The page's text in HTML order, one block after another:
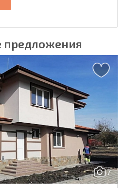
предложения
7